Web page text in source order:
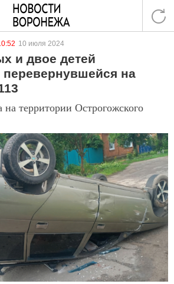
10 июля 2024
и двое детей
перевернувшейся на
территории Острогожского